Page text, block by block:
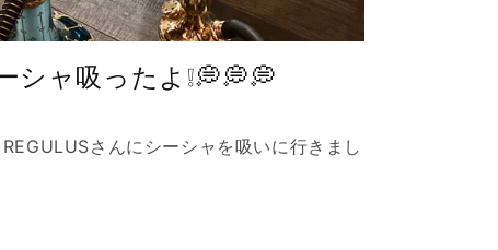
シャ吸ったよ❕💭💭💭
さんにシーシャを吸いに行きまし